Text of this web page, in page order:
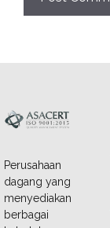
Perusahaan
dagang yang
menyediakan
berbagai